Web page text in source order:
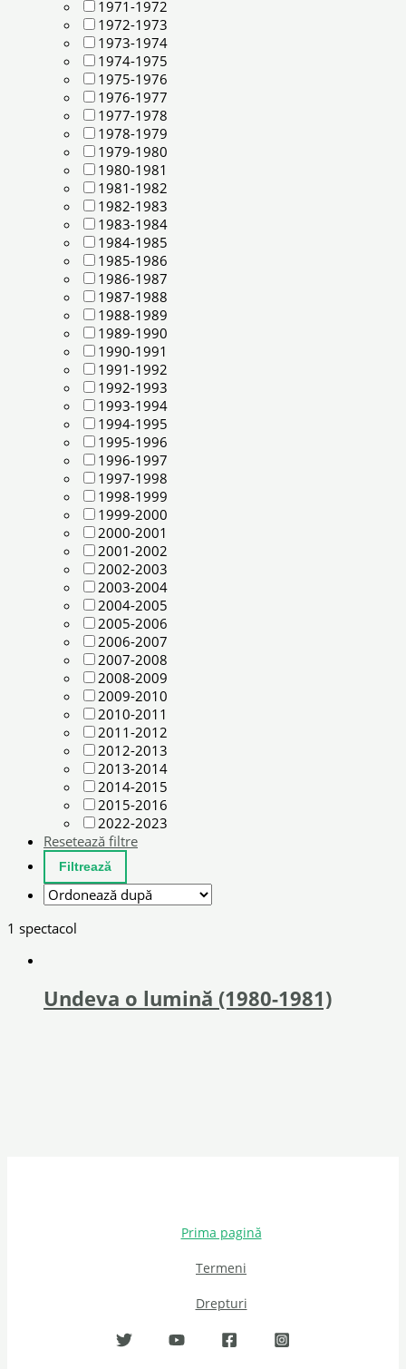
1971-1972
1972-1973
1973-1974
1974-1975
1975-1976
1976-1977
1977-1978
1978-1979
1979-1980
1980-1981
1981-1982
1982-1983
1983-1984
1984-1985
1985-1986
1986-1987
1987-1988
1988-1989
1989-1990
1990-1991
1991-1992
1992-1993
1993-1994
1994-1995
1995-1996
1996-1997
1997-1998
1998-1999
1999-2000
2000-2001
2001-2002
2002-2003
2003-2004
2004-2005
2005-2006
2006-2007
2007-2008
2008-2009
2009-2010
2010-2011
2011-2012
2012-2013
2013-2014
2014-2015
2015-2016
2022-2023
Resetează filtre
1 spectacol
Undeva o lumină (1980-1981)
Prima pagină
Termeni
Drepturi